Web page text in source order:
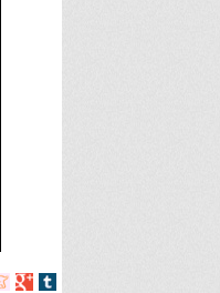
Compartir
Compartir
Compartir